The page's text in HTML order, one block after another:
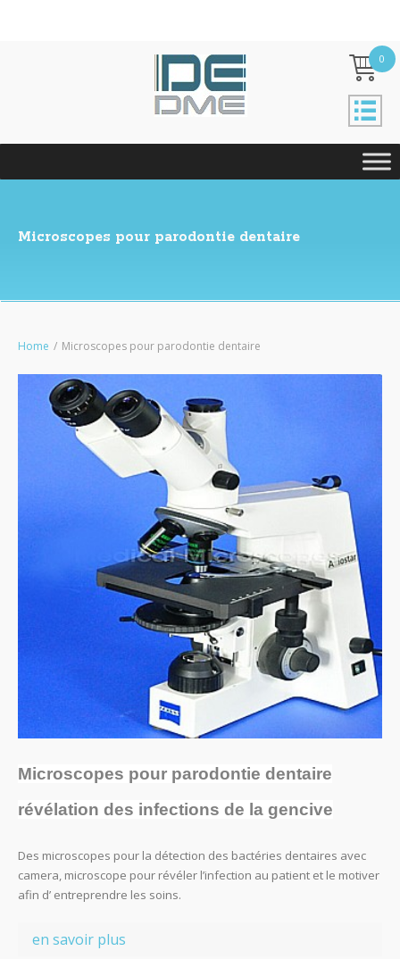
0
Microscopes pour parodontie dentaire
Home / Microscopes pour parodontie dentaire
Microscopes pour parodontie dentaire
révélation des infections de la gencive
Des microscopes pour la détection des bactéries dentaires avec
camera, microscope pour révéler l’infection au patient et le motiver
afin d’ entreprendre les soins.
en savoir plus